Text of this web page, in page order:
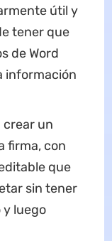
útil y
tener que
de Word
información
crear un
firma, con
que
sin tener
luego